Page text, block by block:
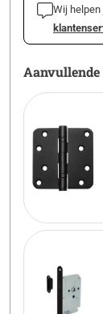
Wij helpen
Aanvullende